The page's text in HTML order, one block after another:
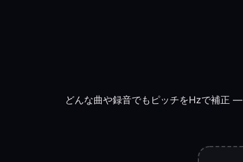
どんな曲や録音でもピッチをHzで補正